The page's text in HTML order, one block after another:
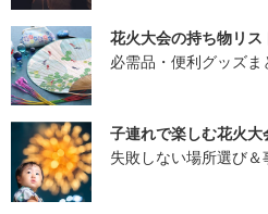
花火大会の持ち物リス
必需品・便利グッズま
子連れで楽しむ花火大
失敗しない場所選び＆